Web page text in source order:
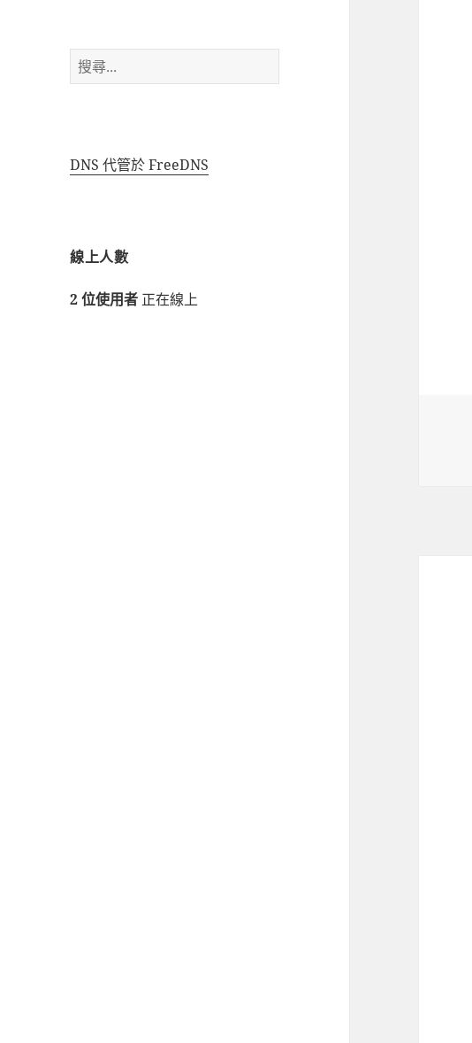
搜
尋
DNS 代管於 FreeDNS
線上人數
2 位使用者 正在線上